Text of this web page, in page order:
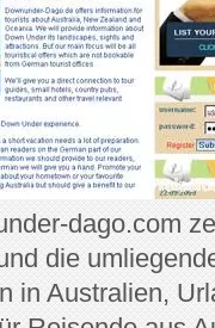
dago.com
die
in Australien,